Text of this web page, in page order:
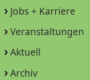
Jobs + Karriere
Veranstaltungen
Aktuell
Archiv